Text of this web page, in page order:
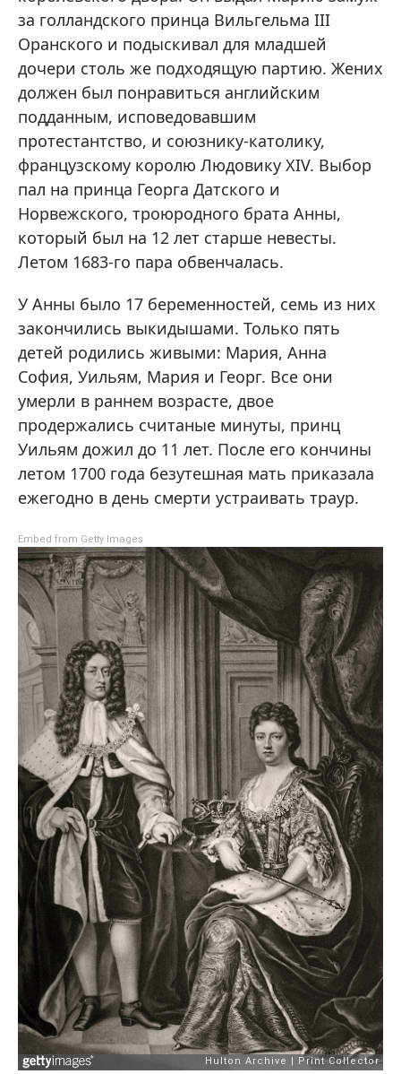
за голландского принца Вильгельма III
Оранского и подыскивал для младшей
дочери столь же подходящую партию. Жених
должен был понравиться английским
подданным, исповедовавшим
протестантство, и союзнику-католику,
французскому королю Людовику ХIV. Выбор
пал на принца Георга Датского и
Норвежского, троюродного брата Анны,
который был на 12 лет старше невесты.
Летом 1683-го пара обвенчалась.
У Анны было 17 беременностей, семь из них
закончились выкидышами. Только пять
детей родились живыми: Мария, Анна
София, Уильям, Мария и Георг. Все они
умерли в раннем возрасте, двое
продержались считаные минуты, принц
Уильям дожил до 11 лет. После его кончины
летом 1700 года безутешная мать приказала
ежегодно в день смерти устраивать траур.
Embed from Getty Images